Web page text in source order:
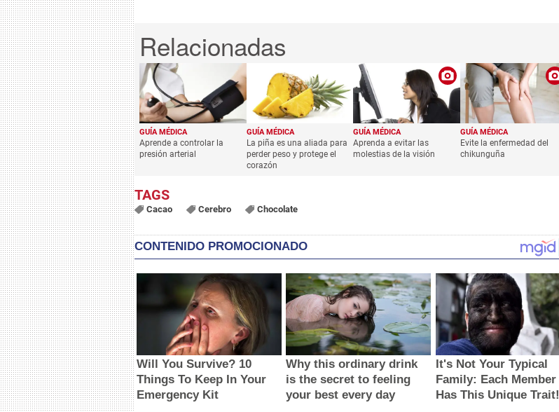
GUÍA MÉDICA
Aprende a controlar la
presión arterial
GUÍA MÉDICA
La piña es una aliada para
perder peso y protege el
corazón
GUÍA MÉDICA
Aprenda a evitar las
molestias de la visión
GUÍA MÉDICA
Evite la enfermedad del
chikunguña
Cacao Cerebro Chocolate
CONTENIDO PROMOCIONADO
Will You Survive? 10
Things To Keep In Your
Emergency Kit
Why this ordinary drink
is the secret to feeling
your best every day
It's Not Your Typical
Family: Each Member
Has This Unique Trait!